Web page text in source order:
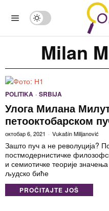
Milan
POLITIKA · SRBIJA
Улога Милана
петооктобарском
октобар 6, 2021 Vukašin Milijanović
Зашто пуч а не револуција?
постмодернистичке
и семиотичке теорије
људско биће
PROČITAJTE JOŠ